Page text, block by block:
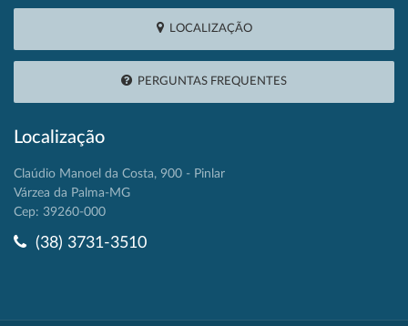
LOCALIZAÇÃO
PERGUNTAS FREQUENTES
Localização
Claúdio Manoel da Costa, 900 - Pinlar
Várzea da Palma-MG
Cep: 39260-000
(38) 3731-3510